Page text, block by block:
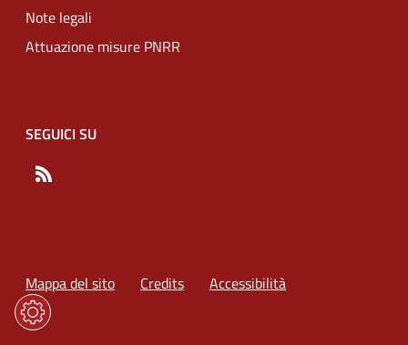
Note legali
Attuazione misure PNRR
SEGUICI SU
Mappa del sito Credits Accessibilità